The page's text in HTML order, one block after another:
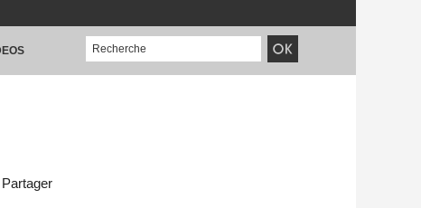
Partager